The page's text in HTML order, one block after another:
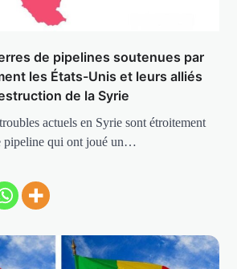
de pipelines soutenues par
les États-Unis et leurs alliés
de la Syrie
actuels en Syrie sont étroitement
pipeline qui ont joué un…